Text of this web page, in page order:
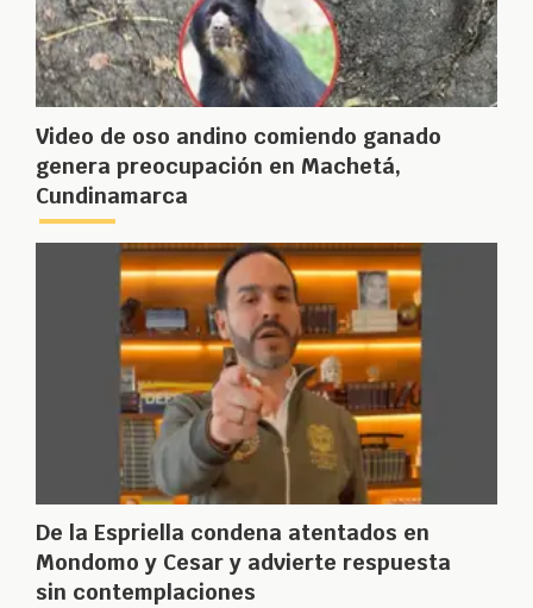
Video de oso andino comiendo ganado
genera preocupación en Machetá,
Cundinamarca
De la Espriella condena atentados en
Mondomo y Cesar y advierte respuesta
sin contemplaciones